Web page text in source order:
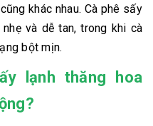
khác nhau. Cà phê sấy
và dễ tan, trong khi cà
bột mịn.
lạnh thăng hoa